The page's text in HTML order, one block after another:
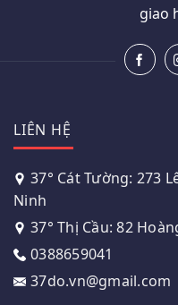
giao
LIÊN HỆ
37° Cát Tường: 273
Ninh
37° Thị Cầu: 82
0388659041
37do.vn@gmail.com